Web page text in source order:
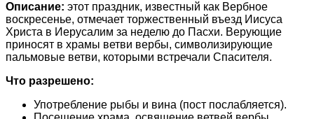
Описание: этот праздник, известный как Вербное
воскресенье, отмечает торжественный въезд Иисуса
Христа в Иерусалим за неделю до Пасхи. Верующие
приносят в храмы ветви вербы, символизирующие
пальмовые ветви, которыми встречали Спасителя.
Что разрешено:
Употребление рыбы и вина (пост послабляется).